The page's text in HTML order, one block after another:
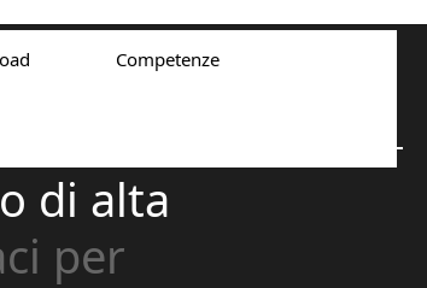
Competenze
di alta
per